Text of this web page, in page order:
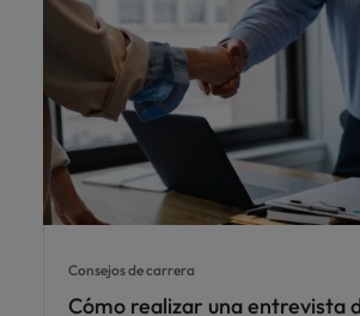
Consejos de carrera
Cómo realizar una entrevista